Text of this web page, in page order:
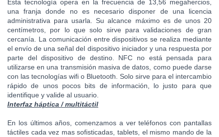
Esta tecnología opera en la frecuencia de 13,56 megahercios,
una franja donde no es necesario disponer de una licencia
administrativa para usarla. Su alcance máximo es de unos 20
centímetros, por lo que solo sirve para validaciones de gran
cercanía. La comunicación entre dispositivos se realiza mediante
el envío de una señal del dispositivo iniciador y una respuesta por
parte del dispositivo de destino. NFC no está pensada para
utilizarse en una transmisión masiva de datos, como puede darse
con las tecnologías wifi o Bluetooth. Solo sirve para el intercambio
rápido de unos pocos bits de información, lo justo para que
identifique y valide al usuario.
Interfaz háptica / multitáctil
En los últimos años, comenzamos a ver teléfonos con pantallas
táctiles cada vez mas sofisticadas, tablets, el mismo mando de la